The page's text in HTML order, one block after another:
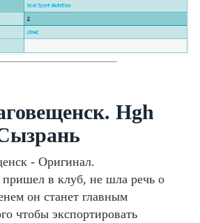
Hgh
- Оригинал.
пришел в клуб, не шла речь о
он станет главным
чтобы экспортировать